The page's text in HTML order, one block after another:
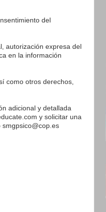
del
autorización expresa del
en la información
como otros derechos,
adicional y detallada
y solicitar una